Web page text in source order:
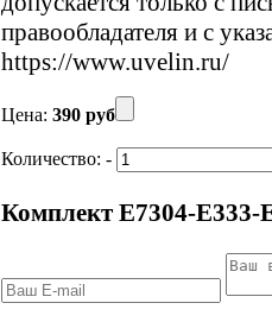
правообладателя и с
https://www.uvelin.ru/
Цена: 390 руб
Количество: -
Комплект Е7304-Е333-